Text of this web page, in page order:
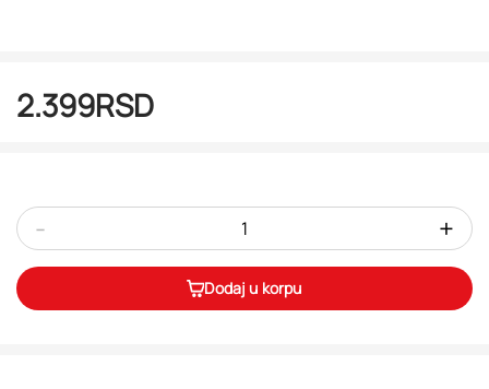
2.399RSD
- +
Dodaj u korpu